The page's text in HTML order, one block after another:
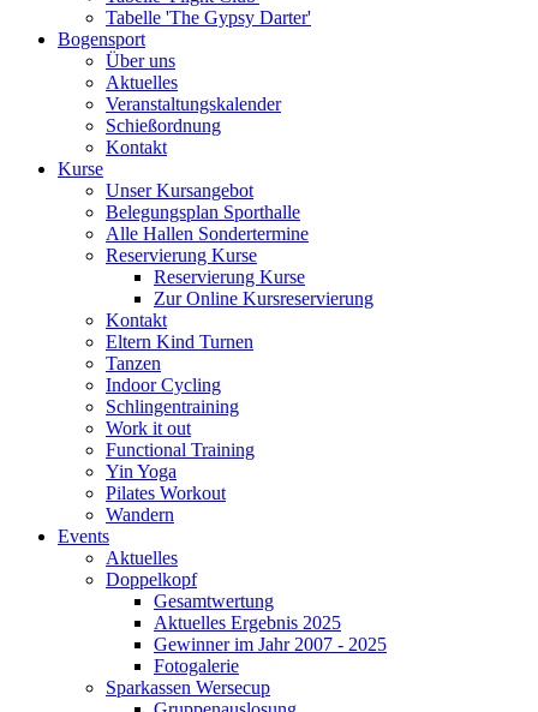
Tabelle 'The Gypsy Darter'
Bogensport
Über uns
Aktuelles
Veranstaltungskalender
Schießordnung
Kontakt
Kurse
Unser Kursangebot
Belegungsplan Sporthalle
Alle Hallen Sondertermine
Reservierung Kurse
Reservierung Kurse
Zur Online Kursreservierung
Kontakt
Eltern Kind Turnen
Tanzen
Indoor Cycling
Schlingentraining
Work it out
Functional Training
Yin Yoga
Pilates Workout
Wandern
Events
Aktuelles
Doppelkopf
Gesamtwertung
Aktuelles Ergebnis 2025
Gewinner im Jahr 2007 - 2025
Fotogalerie
Sparkassen Wersecup